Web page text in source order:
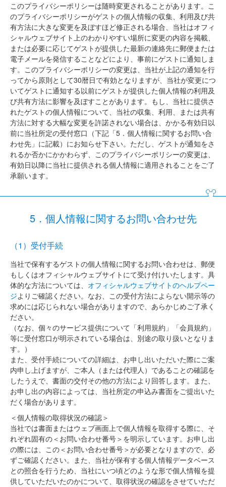
このプライバシーポリシーは随時変更されることがあります。こ
のプライバシーポリシーがゲストの個人情報の収集、利用及び共
有方法に大きな変更を及ぼすほど修正される場合、当社はオフィ
シャルウェブサイト上のわかりやすい場所に変更の内容を掲載、
または必要に応じてゲストが提供した最新の連絡先に郵便または
電子メールを発信することなどにより、事前にゲストに通知しま
す。このプライバシーポリシーの変更は、当社が上記の通知を行
ってから原則として30暦日で有効となりますが、当社が変更につ
いてゲストに通知する以前にゲストが提供した個人情報の利用及
び共有方法に影響を及ぼすことがあります。もし、当社に提供さ
れたゲストの個人情報について、当社の収集、利用、または共有
方法に対する大幅な変更を許諾されない場合は、かかる有効日以
前に当社所定の受付窓口（下記「5．個人情報に関するお問い合
わせ先」に記載）にお知らせ下さい。ただし、ゲストが通知をさ
れるか否かにかかわらず、このプライバシーポリシーの変更は、
有効日以降に当社に提供される個人情報に適用されることをご了
承願います。
5．個人情報に関するお問い合わせ先
（1）受付手続
当社で保有するゲストの個人情報に関するお問い合わせは、郵便
もしくはオフィシャルウェブサイトにて受け付けいたします。具
体的な方法については、 オフィシャルウェブサイトのヘルプペー
ジよりご確認ください。なお、この受付方法によらない開示等の
求めには応じられない場合がありますので、あらかじめご了承く
ださい。
（なお、個々のサービス提供について「利用規約」「会員規約」
等に受付窓口が明示されている場合は、別途の取り扱いとなりま
す。）
また、受付手続についての詳細は、お申し出いただいた際にご案
内申し上げますが、ご本人（または代理人）であることの確認を
したうえで、書面の交付その他の方法により回答します。また、
お申し出の内容によっては、当社所定の申込み書面をご提出いた
だく場合があります。
＜個人情報の取得状況の確認＞
当社では書面またはウェブ画面上で個人情報を取得する際に、そ
れぞれ固有の＜お問い合わせ番号＞を明示しています。お申し出
の際には、この＜お問い合わせ番号＞が必要となりますので、必
ずご確認ください。また、当社が保有する個人情報データベース
との照合を行うため、当社にいつ頃どのような形で個人情報を提
供していただいたのかについて、取得状況の確認をさせていただ